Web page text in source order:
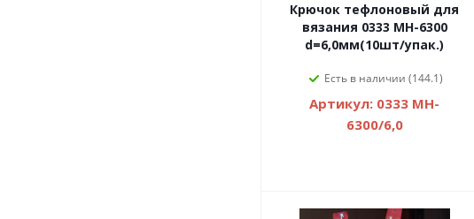
Крючок тефлоновый для
вязания 0333 MH-6300
d=6,0мм(10шт/упак.)
Есть в наличии (144.1)
Артикул: 0333 MH-
6300/6,0